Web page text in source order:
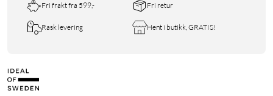
Fri frakt fra 599,- Fri retur
Rask levering Hent i butikk, GRATIS!